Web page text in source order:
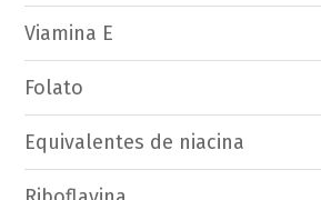
Viamina E
Folato
Equivalentes de niacina